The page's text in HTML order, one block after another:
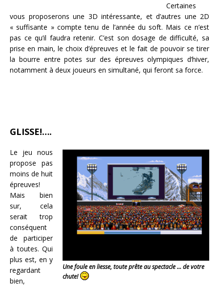
Certaines
vous proposerons une 3D intéressante, et d’autres une 2D
« suffisante » compte tenu de l’année du soft. Mais ce n’est
pas ce qu’il faudra retenir. C’est son dosage de difficulté, sa
prise en main, le choix d’épreuves et le fait de pouvoir se tirer
la bourre entre potes sur des épreuves olympiques d’hiver,
notamment à deux joueurs en simultané, qui feront sa force.
GLISSE!….
Une foule en liesse, toute prête au spectacle … de votre
chute!
Le jeu nous
propose pas
moins de huit
épreuves!
Mais bien
sur, cela
serait trop
conséquent
de participer
à toutes. Qui
plus est, en y
regardant
bien,